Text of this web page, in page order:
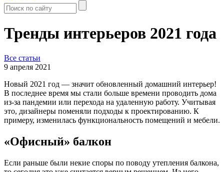
Тренды интерьеров 2021 года
Все статьи
9 апреля 2021
Новый 2021 год — значит обновленный домашний интерьер!
В последнее время мы стали больше времени проводить дома
из-за пандемии или перехода на удаленную работу. Учитывая
это, дизайнеры поменяли подходы к проектированию. К
примеру, изменилась функциональность помещений и мебели.
«Офисный» балкон
Если раньше были некие споры по поводу утепления балкона,